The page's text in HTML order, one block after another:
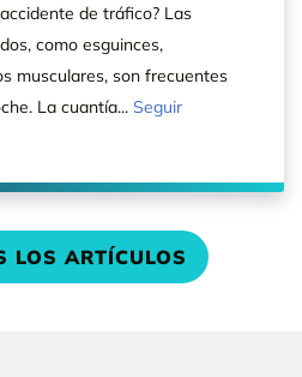
de tráfico? Las
como esguinces,
musculares, son frecuentes
La cuantía... Seguir
LOS ARTÍCULOS